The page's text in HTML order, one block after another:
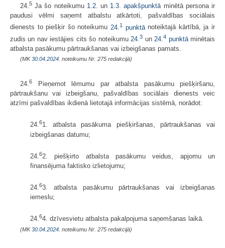
24.5 Ja šo noteikumu 1.2. un 1.3. apakšpunktāminētā persona ir
paudusi vēlmi saņemt atbalstu atkārtoti, pašvaldības sociālais
dienests to piešķir šo noteikumu 24. 1 punktānoteiktajā kārtībā, ja ir
zudis un nav iestājies cits šo noteikumu24.3 un24.4 punktāminētais
atbalsta pasākumu pārtraukšanas vai izbeigšanas pamats.
(MK30.04.2024. noteikumu Nr. 275 redakcijā)
24.6
Pieņemot lēmumu par atbalsta pasākumu piešķiršanu,
pārtraukšanu vai izbeigšanu, pašvaldības sociālais dienests veic
atzīmi pašvaldības ikdienā lietotajā informācijas sistēmā, norādot:
24.61. atbalsta pasākuma piešķiršanas, pārtraukšanas vai
izbeigšanas datumu;
24.62. piešķirto atbalsta pasākumu veidus, apjomu un
finansējuma faktisko izlietojumu;
24.63. atbalsta pasākumu pārtraukšanas vai izbeigšanas
iemeslu;
24.64. dzīvesvietu atbalsta pakalpojuma saņemšanas laikā.
(MK30.04.2024. noteikumu Nr. 275 redakcijā)